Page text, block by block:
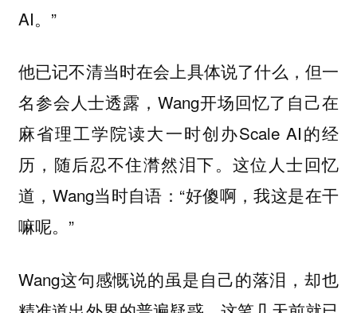
AI。”
他已记不清当时在会上具体说了什么，但一
名参会人士透露，Wang开场回忆了自己在
麻省理工学院读大一时创办Scale AI的经
历，随后忍不住潸然泪下。这位人士回忆
道，Wang当时自语：“好傻啊，我这是在干
嘛呢。”
Wang这句感慨说的虽是自己的落泪，却也